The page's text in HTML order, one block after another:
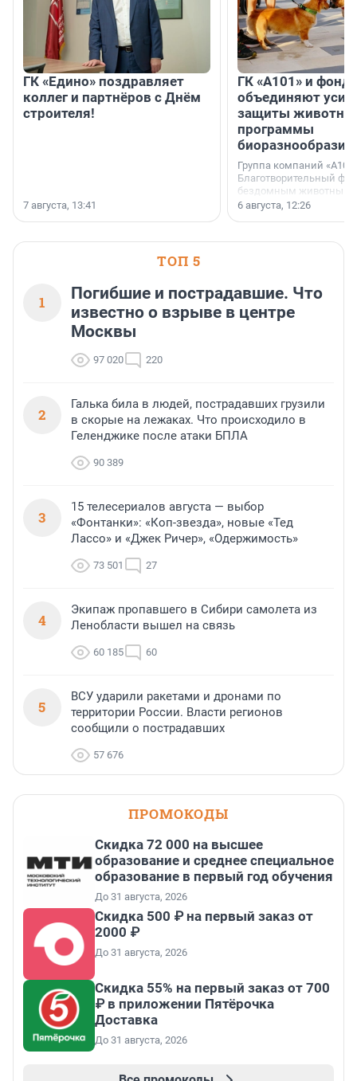
ГК «Едино» поздравляет
коллег и партнёров с Днём
строителя!
7 августа, 13:41
ГК «А101» и фонд
объединяют
защиты
программы
биоразнообразия
Группа компаний
Благотворительный
бездомным животным
заключили соглашение
6 августа, 12:26
ТОП 5
1
Погибшие и пострадавшие. Что
известно о взрыве в центре
Москвы
97 020 220
2
Галька била в людей, пострадавших грузили
в скорые на лежаках. Что происходило в
Геленджике после атаки БПЛА
90 389
3
15 телесериалов августа — выбор
«Фонтанки»: «Коп-звезда», новые «Тед
Лассо» и «Джек Ричер», «Одержимость»
73 501 27
4
Экипаж пропавшего в Сибири самолета из
Ленобласти вышел на связь
60 185 60
5
ВСУ ударили ракетами и дронами по
территории России. Власти регионов
сообщили о пострадавших
57 676
ПРОМОКОДЫ
Скидка 72 000 на высшее
образование и среднее специальное
образование в первый год обучения
До 31 августа, 2026
Скидка 500 ₽ на первый заказ от
2000 ₽
До 31 августа, 2026
Скидка 55% на первый заказ от 700
₽ в приложении Пятёрочка
Доставка
До 31 августа, 2026